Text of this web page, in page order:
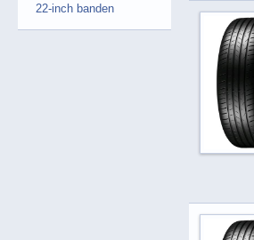
22-inch banden